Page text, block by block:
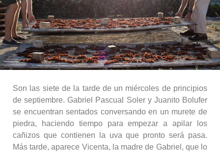
Son las siete de la tarde de un miércoles de principios
de septiembre. Gabriel Pascual Soler y Juanito Bolufer
se encuentran sentados conversando en un murete de
piedra, haciendo tiempo para empezar a apilar los
cañizos que contienen la uva que pronto será pasa.
Más tarde, aparece Vicenta, la madre de Gabriel, que lo